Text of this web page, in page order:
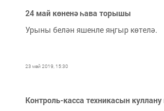
24 май көненә һава торышы
Урыны белән яшенле яңгыр көтелә.
23 май 2019, 15:30
Контроль-касса техникасын